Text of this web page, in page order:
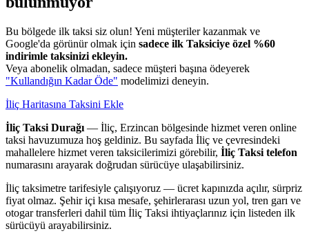
Bu bölgede ilk taksi siz olun! Yeni müşteriler kazanmak ve
Google'da görünür olmak için sadece ilk Taksiciye özel %60
indirimle taksinizi ekleyin.
Veya abonelik olmadan, sadece müşteri başına ödeyerek
"Kullandığın Kadar Öde" modelimizi deneyin.
İliç Haritasına Taksini Ekle
İliç Taksi Durağı — İliç, Erzincan bölgesinde hizmet veren online
taksi havuzumuza hoş geldiniz. Bu sayfada İliç ve çevresindeki
mahallelere hizmet veren taksicilerimizi görebilir, İliç Taksi telefon
numarasını arayarak doğrudan sürücüye ulaşabilirsiniz.
İliç taksimetre tarifesiyle çalışıyoruz — ücret kapınızda açılır, sürpriz
fiyat olmaz. Şehir içi kısa mesafe, şehirlerarası uzun yol, tren garı ve
otogar transferleri dahil tüm İliç Taksi ihtiyaçlarınız için listeden ilk
sürücüyü arayabilirsiniz.